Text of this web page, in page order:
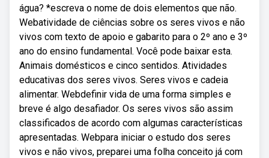
água? *escreva o nome de dois elementos que não.
Webatividade de ciências sobre os seres vivos e não
vivos com texto de apoio e gabarito para o 2º ano e 3º
ano do ensino fundamental. Você pode baixar esta.
Animais domésticos e cinco sentidos. Atividades
educativas dos seres vivos. Seres vivos e cadeia
alimentar. Webdefinir vida de uma forma simples e
breve é algo desafiador. Os seres vivos são assim
classificados de acordo com algumas características
apresentadas. Webpara iniciar o estudo dos seres
vivos e não vivos, preparei uma folha conceito já com